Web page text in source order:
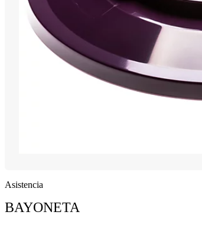
Asistencia
BAYONETA